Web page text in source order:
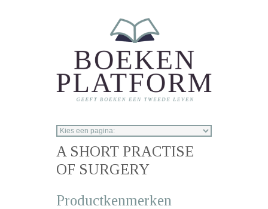
A SHORT PRACTISE
OF SURGERY
Productkenmerken